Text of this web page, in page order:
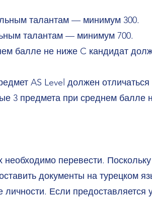
талантам — минимум 300.
талантам — минимум 700.
балле не ниже C кандидат
AS Level должен
3 предмета при среднем балле
перевести.
документы на турецком
Если предоставляется